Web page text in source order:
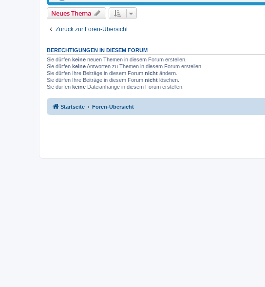
Neues Thema
Zurück zur Foren-Übersicht
BERECHTIGUNGEN IN DIESEM FORUM
Sie dürfen keine neuen Themen in diesem Forum erstellen.
Sie dürfen keineAntworten zu Themen in diesem Forum erstellen.
Sie dürfen Ihre Beiträge in diesem Forum nicht ändern.
Sie dürfen Ihre Beiträge in diesem Forum nicht löschen.
Sie dürfen keine Dateianhänge in diesem Forum erstellen.
Startseite Foren-Übersicht